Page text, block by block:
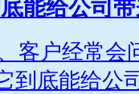
能给公司
客户经常会
到底能给公